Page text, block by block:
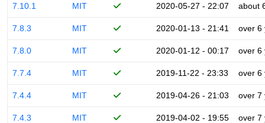
7.10.1 MIT 2020-05-27 - 22:07 about
7.8.3 MIT 2020-01-13 - 21:41 over 6
7.8.0 MIT 2020-01-12 - 00:17 over 6
7.7.4 MIT 2019-11-22 - 23:33 over 6
7.4.4 MIT 2019-04-26 - 21:03 over 7
7.4.3 MIT 2019-04-02 - 19:55 over 7